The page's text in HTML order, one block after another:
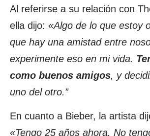
Al referirse a su relación con
ella dijo: «Algo de lo que estoy
que hay una amistad entre
experimente eso en mi vida.
como buenos amigos, y
uno del otro.”
En cuanto a Bieber, la artista
«Tengo 25 años ahora. No